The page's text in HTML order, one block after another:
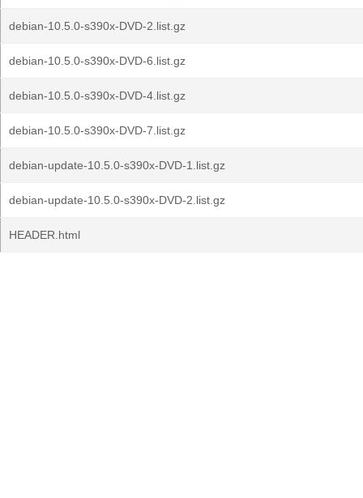
debian-10.5.0-s390x-DVD-2.list.gz
debian-10.5.0-s390x-DVD-6.list.gz
debian-10.5.0-s390x-DVD-4.list.gz
debian-10.5.0-s390x-DVD-7.list.gz
debian-update-10.5.0-s390x-DVD-1.list.gz
debian-update-10.5.0-s390x-DVD-2.list.gz
HEADER.html